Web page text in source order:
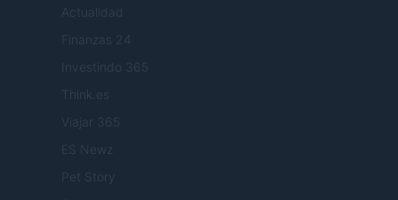
Actualidad
Finanzas 24
Investindo 365
Think.es
Viajar 365
ES Newz
Pet Story